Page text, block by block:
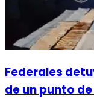
Federales
de un punto